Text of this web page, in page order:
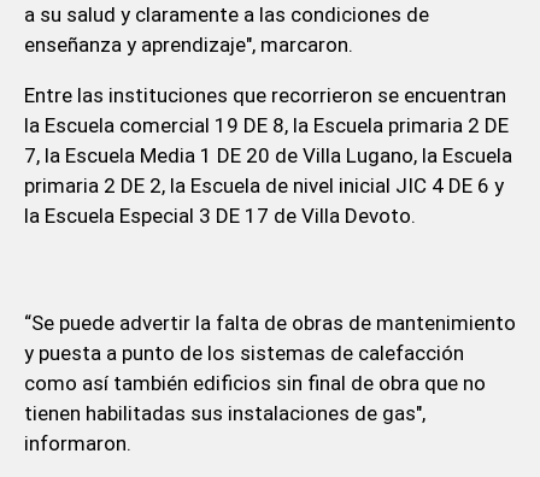
a su salud y claramente a las condiciones de
enseñanza y aprendizaje", marcaron.
Entre las instituciones que recorrieron se encuentran
la Escuela comercial 19 DE 8, la Escuela primaria 2 DE
7, la Escuela Media 1 DE 20 de Villa Lugano, la Escuela
primaria 2 DE 2, la Escuela de nivel inicial JIC 4 DE 6 y
la Escuela Especial 3 DE 17 de Villa Devoto.
“Se puede advertir la falta de obras de mantenimiento
y puesta a punto de los sistemas de calefacción
como así también edificios sin final de obra que no
tienen habilitadas sus instalaciones de gas",
informaron.